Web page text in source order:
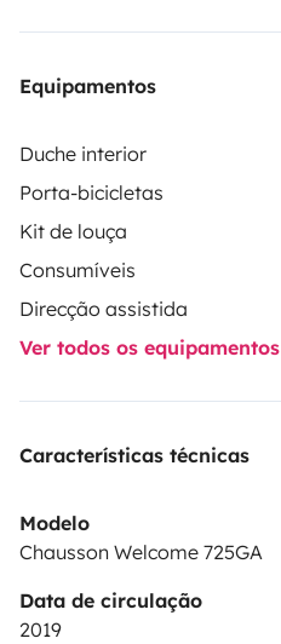
Equipamentos
Duche interior
Porta-bicicletas
Kit de louça
Consumíveis
Direcção assistida
Ver todos os equipamentos
Características técnicas
Modelo
Chausson Welcome 725GA
Data de circulação
2019